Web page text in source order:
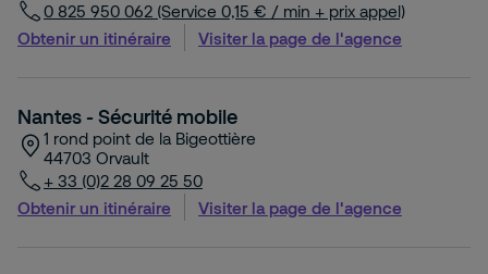
0 825 950 062 (Service 0,15 € / min + prix appel)
Obtenir un itinéraire
Visiter la page de l'agence
Nantes - Sécurité mobile
1 rond point de la Bigeottière
44703 Orvault
+ 33 (0)2 28 09 25 50
Obtenir un itinéraire
Visiter la page de l'agence